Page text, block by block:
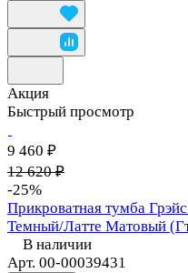
Акция
Быстрый просмотр
9 460 ₽
12 620 ₽
-25%
Прикроватная тумба
Темный/Латте Матовый
В наличии
Арт. 00-00039431